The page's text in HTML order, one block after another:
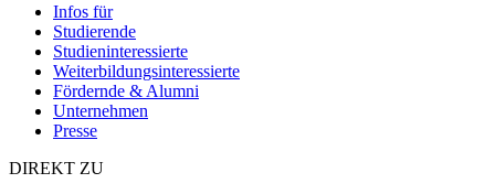
Infos für
Studierende
Studieninteressierte
Weiterbildungsinteressierte
Fördernde & Alumni
Unternehmen
Presse
DIREKT ZU